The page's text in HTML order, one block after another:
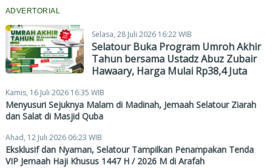
ADVERTORIAL
Selasa, 28 Juli 2026 16:22 WIB
Selatour Buka Program Umroh Akhir
Tahun bersama Ustadz Abuz Zubair
Hawaary, Harga Mulai Rp38,4 Juta
Kamis, 16 Juli 2026 16:35 WIB
Menyusuri Sejuknya Malam di Madinah, Jemaah Selatour Ziarah
dan Salat di Masjid Quba
Ahad, 12 Juli 2026 06:23 WIB
Eksklusif dan Nyaman, Selatour Tampilkan Penampakan Tenda
VIP Jemaah Haji Khusus 1447 H / 2026 M di Arafah